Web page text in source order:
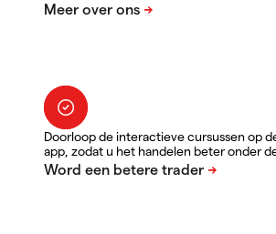
Doorloop de interactieve cursussen op
app, zodat u het handelen beter onder